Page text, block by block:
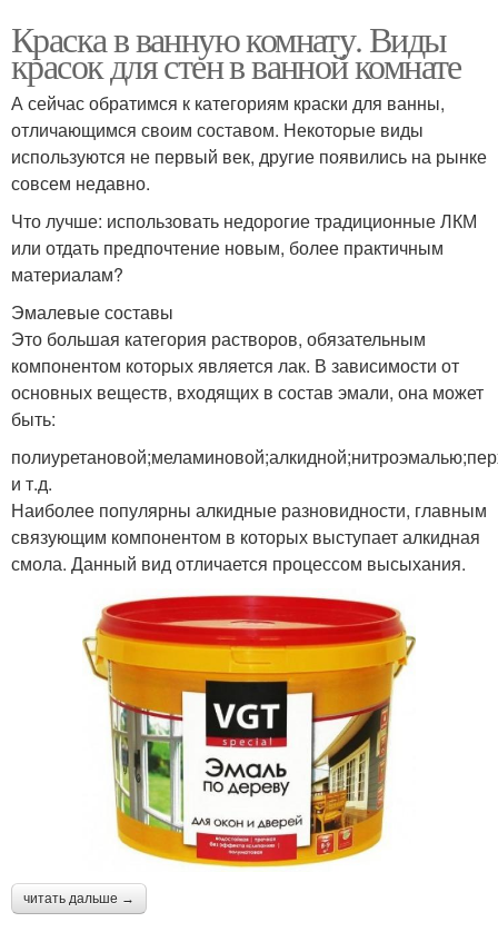
Краска в ванную комнату. Виды
красок для стен в ванной комнате
А сейчас обратимся к категориям краски для ванны,
отличающимся своим составом. Некоторые виды
используются не первый век, другие появились на рынке
совсем недавно.
Что лучше: использовать недорогие традиционные ЛКМ
или отдать предпочтение новым, более практичным
материалам?
Эмалевые составы
Это большая категория растворов, обязательным
компонентом которых является лак. В зависимости от
основных веществ, входящих в состав эмали, она может
быть:
и т.д.
Наиболее популярны алкидные разновидности, главным
связующим компонентом в которых выступает алкидная
смола. Данный вид отличается процессом высыхания.
читать дальше →